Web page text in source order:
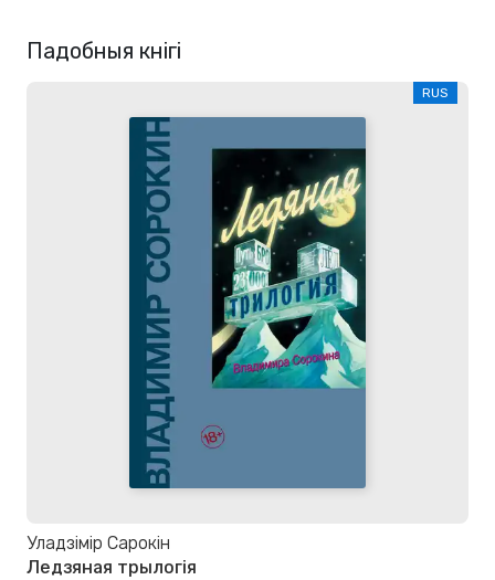
Падобныя кнігі
RUS
Уладзімір Сарокін
Ледзяная трылогія